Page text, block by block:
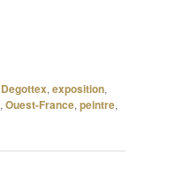
Degottex, exposition,
, Ouest-France, peintre,